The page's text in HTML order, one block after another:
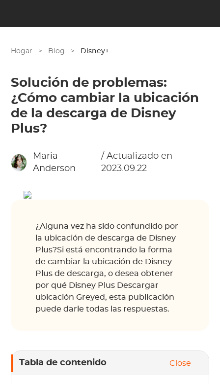
Hogar > Blog > Disney+
Solución de problemas:
¿Cómo cambiar la ubicación
de la descarga de Disney
Plus?
Maria
Anderson
/ Actualizado en
2023.09.22
¿Alguna vez ha sido confundido por
la ubicación de descarga de Disney
Plus?Si está encontrando la forma
de cambiar la ubicación de Disney
Plus de descarga, o desea obtener
por qué Disney Plus Descargar
ubicación Greyed, esta publicación
puede darle todas las respuestas.
Tabla de contenido Close